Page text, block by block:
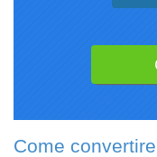
Come